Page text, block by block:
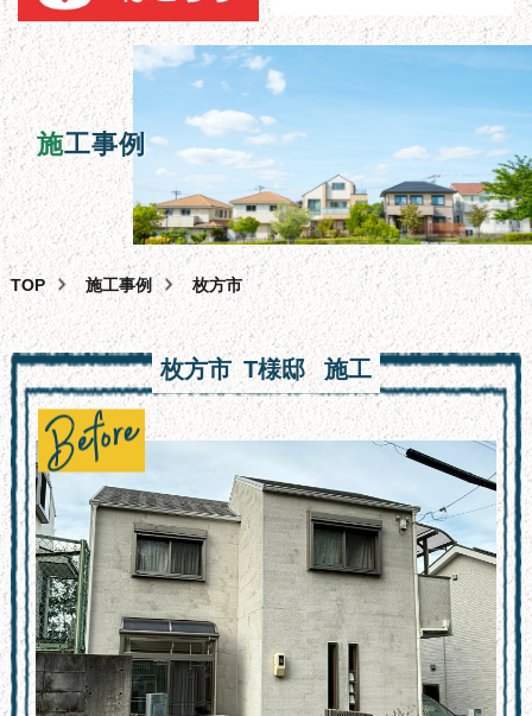
施工事例
TOP 施工事例 枚方市
施工事例
お客様 声
採用情報
外壁塗装
屋根塗装・葺き替え・カバー工法
雨漏り・バルコニー・ベランダ防水工事
その 他サービス
助成金 相談
スタッフ 紹 介
よくある
会社概要
問合せフォーム
サイトマップ
お知らせ・ブログ
枚方市 T様邸 施工